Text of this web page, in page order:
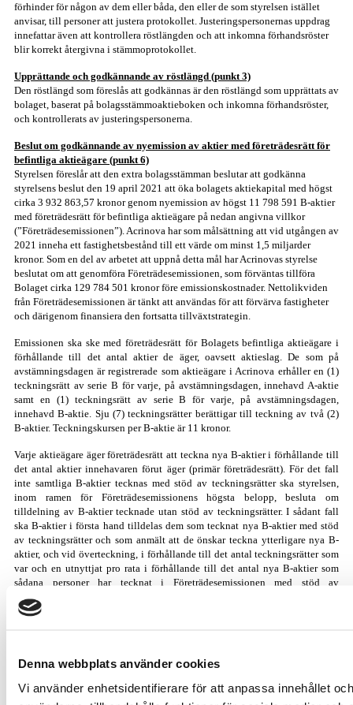
Denna webbplats använder cookies
Vi använder enhetsidentifierare för att anpassa innehållet
förhinder för någon av dem eller båda, den eller de som styrelsen istället
anvisar, till personer att justera protokollet. Justeringspersonernas uppdrag
innefattar även att kontrollera röstlängden och att inkomna förhandsröster
blir korrekt återgivna i stämmoprotokollet.
Upprättande och godkännande av röstlängd (punkt 3)
Den röstlängd som föreslås att godkännas är den röstlängd som upprättats av
bolaget, baserat på bolagsstämmoaktieboken och inkomna förhandsröster,
och kontrollerats av justeringspersonerna.
Beslut om godkännande av nyemission av aktier med företrädesrätt för
befintliga aktieägare (punkt 6)
Styrelsen föreslår att den extra bolagsstämman beslutar att godkänna
styrelsens beslut den 19 april 2021 att öka bolagets aktiekapital med högst
cirka 3 932 863,57 kronor genom nyemission av högst 11 798 591 B-aktier
med företrädesrätt för befintliga aktieägare på nedan angivna villkor
(”Företrädesemissionen”). Acrinova har som målsättning att vid utgången av
2021 inneha ett fastighetsbestånd till ett värde om minst 1,5 miljarder
kronor. Som en del av arbetet att uppnå detta mål har Acrinovas styrelse
beslutat om att genomföra Företrädesemissionen, som förväntas tillföra
Bolaget cirka 129 784 501 kronor före emissionskostnader. Nettolikviden
från Företrädesemissionen är tänkt att användas för att förvärva fastigheter
och därigenom finansiera den fortsatta tillväxtstrategin.
Emissionen ska ske med företrädesrätt för Bolagets befintliga aktieägare i
förhållande till det antal aktier de äger, oavsett aktieslag. De som på
avstämningsdagen är registrerade som aktieägare i Acrinova erhåller en (1)
teckningsrätt av serie B för varje, på avstämningsdagen, innehavd A-aktie
samt en (1) teckningsrätt av serie B för varje, på avstämningsdagen,
innehavd B-aktie. Sju (7) teckningsrätter berättigar till teckning av två (2)
B-aktier. Teckningskursen per B-aktie är 11 kronor.
Varje aktieägare äger företrädesrätt att teckna nya B-aktier i förhållande till
det antal aktier innehavaren förut äger (primär företrädesrätt). För det fall
inte samtliga B-aktier tecknas med stöd av teckningsrätter ska styrelsen,
inom ramen för Företrädesemissionens högsta belopp, besluta om
tilldelning av B-aktier tecknade utan stöd av teckningsrätter. I sådant fall
ska B-aktier i första hand tilldelas dem som tecknat nya B-aktier med stöd
av teckningsrätter och som anmält att de önskar teckna ytterligare nya B-
aktier, och vid överteckning, i förhållande till det antal teckningsrätter som
var och en utnyttjat pro rata i förhållande till det antal nya B-aktier som
sådana personer har tecknat i Företrädesemissionen med stöd av
teckningsrätter (subsidiär företrädesrätt). I andra hand tilldelas övriga som
anmält sig för teckning av B-aktier utan stöd av teckningsrätter, och vid
understigande 500 B-aktier.
Vid försäljning av teckningsrätt (av den primära företrädesrätten) övergår